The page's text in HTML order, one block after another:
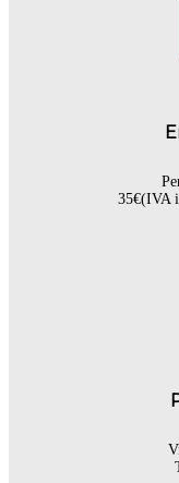
35€(IVA